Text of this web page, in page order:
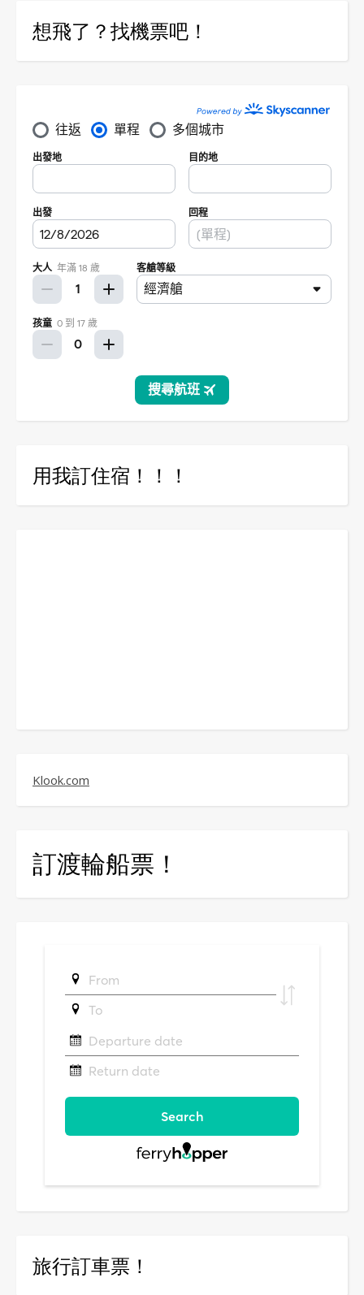
想飛了？找機票吧！
用我訂住宿！！！
Klook.com
訂渡輪船票！
旅行訂車票！